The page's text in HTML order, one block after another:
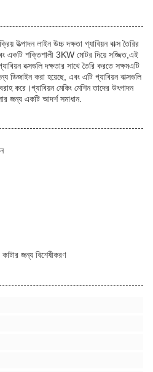
উত্পাদন লাইন উচ্চ দক্ষতা গ্যাবিয়ন বাক্স তৈরির
একটি শক্তিশালী 3KW মোটর দিয়ে সজ্জিত,এই
বক্সগুলি দক্ষতার সাথে তৈরি করতে সক্ষমএটি
ডিজাইন করা হয়েছে, এবং এটি গ্যাবিয়ন বাক্সগুলি
করে।গ্যাবিয়ন মেকিং মেশিন তাদের উৎপাদন
জন্য একটি আদর্শ সমাধান.
জন্য বিশেষীকরণ